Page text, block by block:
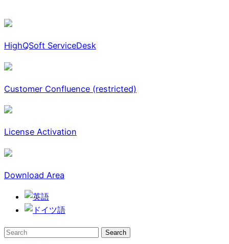
HighQSoft ServiceDesk
Customer Confluence (restricted)
License Activation
Download Area
Search